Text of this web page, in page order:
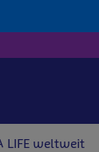
LIFE weltweit